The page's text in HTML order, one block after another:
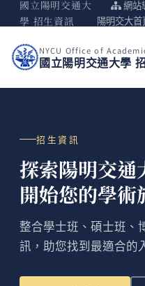
國立陽明交通大
學 招生資訊
網站
陽明交大首
NYCU Office of
國立陽明交通大學
招生資訊
探索陽明交通
開始您的學術
整合學士班、碩士班、
訊，助您找到最適合的